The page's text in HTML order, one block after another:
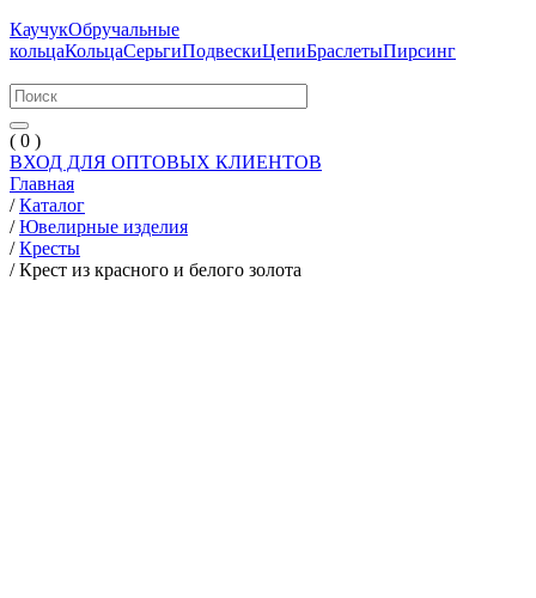
КаучукОбручальные
кольцаКольцаСерьгиПодвескиЦепиБраслетыПирсинг
( 0 )
ВХОД ДЛЯ ОПТОВЫХ КЛИЕНТОВ
Главная
/ Каталог
/ Ювелирные изделия
/ Кресты
/ Крест из красного и белого золота